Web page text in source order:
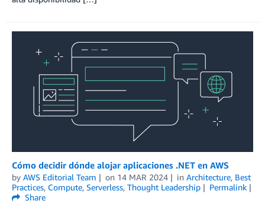
Cómo decidir dónde alojar aplicaciones .NET en AWS
by AWS Editorial Team on 14 MAR 2024 in Architecture, Best
Practices, Compute, Serverless, Thought Leadership
Permalink
Share